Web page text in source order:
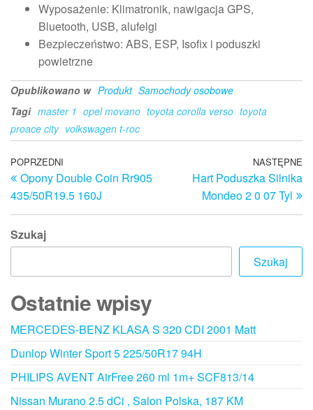
Wyposażenie: Klimatronik, nawigacja GPS,
Bluetooth, USB, alufelgi
Bezpieczeństwo: ABS, ESP, Isofix i poduszki
powietrzne
Opublikowano w Produkt Samochody osobowe
Tagi master 1 opel movano toyota corolla verso toyota
proace city volkswagen t-roc
Nawigacja
wpisu
Poprzedni
wpis
POPRZEDNI
Opony Double Coin Rr905
435/50R19.5 160J
NASTĘPNE
Hart Poduszka Silnika
Mondeo 2 0 07 Tyl
Szukaj
Szukaj
Ostatnie wpisy
MERCEDES-BENZ KLASA S 320 CDI 2001 Matt
Dunlop Winter Sport 5 225/50R17 94H
PHILIPS AVENT AirFree 260 ml 1m+ SCF813/14
Nissan Murano 2.5 dCi , Salon Polska, 187 KM